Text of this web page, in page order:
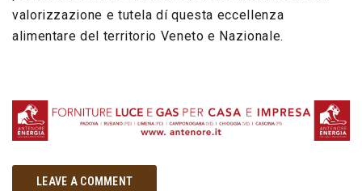
valorizzazione e tutela dí questa eccellenza
alimentare del territorio Veneto e Nazionale.
LEAVE A COMMENT